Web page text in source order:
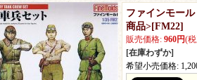
ファインモー
商品>[FM22]
販売価格: 960円(
[在庫わずか]
希望小売価格: